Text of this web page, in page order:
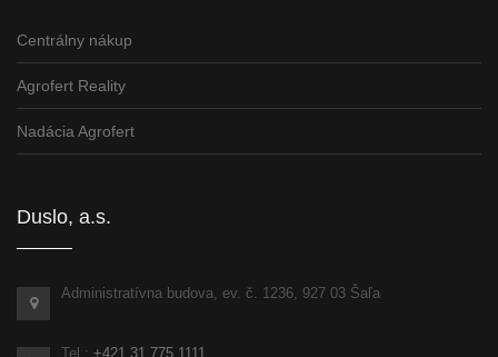
Centrálny nákup
Agrofert Reality
Nadácia Agrofert
Duslo, a.s.
Administratívna budova, ev. č. 1236, 927 03 Šaľa
Tel.: +421 31 775 1111